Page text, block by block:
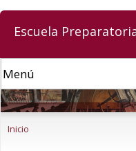
Escuela
Inicio